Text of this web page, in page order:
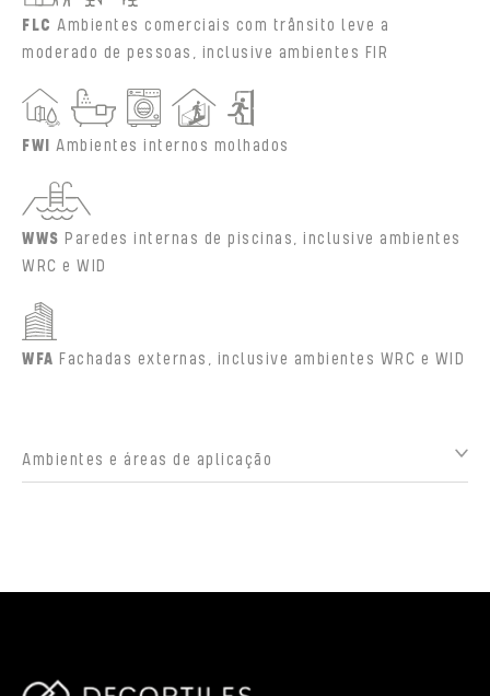
FLC Ambientes comerciais com trânsito leve a
moderado de pessoas, inclusive ambientes FIR
FWI Ambientes internos molhados
WWS Paredes internas de piscinas, inclusive ambientes
WRC e WID
WFA Fachadas externas, inclusive ambientes WRC e WID
Ambientes e áreas de aplicação